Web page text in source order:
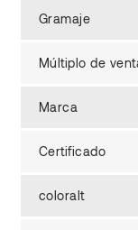
Gramaje
Múltiplo de
Marca
Certificado
coloralt